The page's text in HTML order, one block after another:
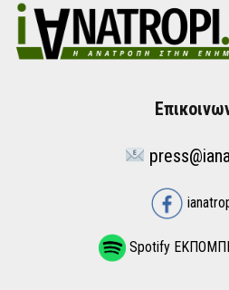
Spotify